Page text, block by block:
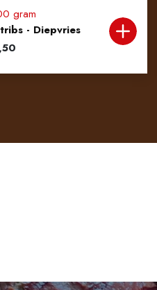
gram
- Diepvries